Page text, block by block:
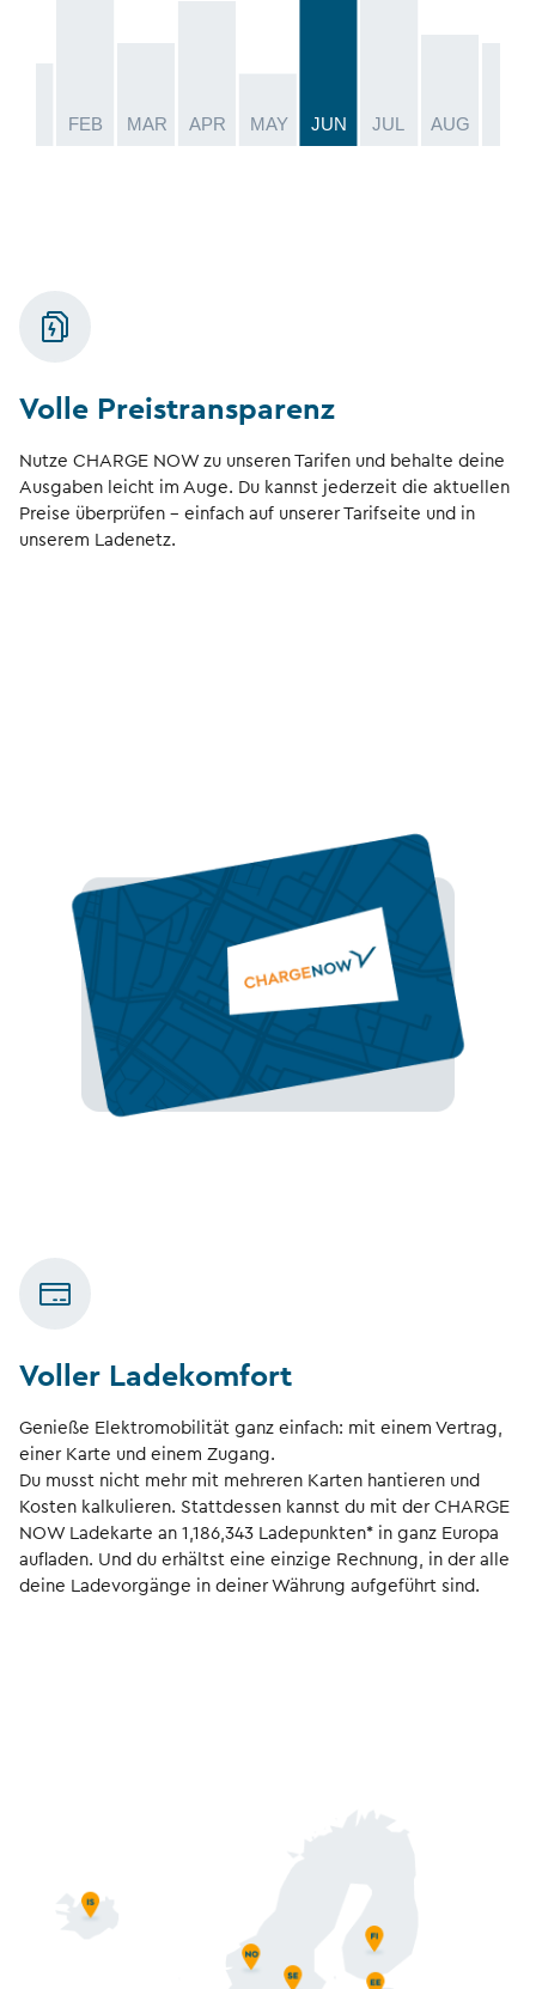
Volle Preistransparenz
Nutze CHARGE NOW zu unseren Tarifen und behalte deine
Ausgaben leicht im Auge. Du kannst jederzeit die aktuellen
Preise überprüfen – einfach auf unserer Tarifseite und in
unserem Ladenetz.
Voller Ladekomfort
Genieße Elektromobilität ganz einfach: mit einem Vertrag,
einer Karte und einem Zugang.
Du musst nicht mehr mit mehreren Karten hantieren und
Kosten kalkulieren. Stattdessen kannst du mit der CHARGE
NOW Ladekarte an 1,186,343 Ladepunkten* in ganz Europa
aufladen. Und du erhältst eine einzige Rechnung, in der alle
deine Ladevorgänge in deiner Währung aufgeführt sind.